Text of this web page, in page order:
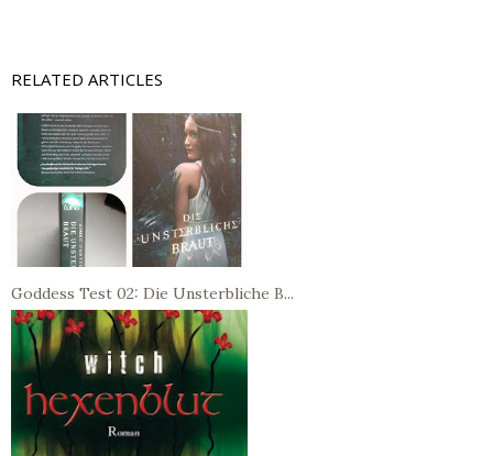
RELATED ARTICLES
Goddess Test 02: Die Unsterbliche B...